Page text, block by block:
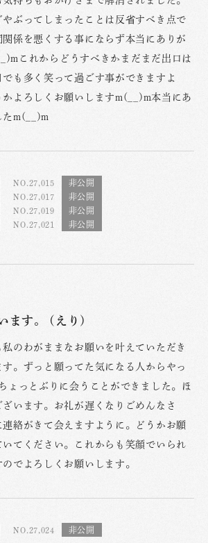
ぶってしまったことは反省すべき点で
係を悪くする事にならず本当にありが
これからどうすべきかまだまだ出口は
でも多く笑って過ごす事ができますよ
かよろしくお願いしますm(__)m本当にあ
たm(__)m
NO.27,015
NO.27,017
NO.27,019
NO.27,021
ます。 (えり)
のわがままなお願いを叶えていただき
。ずっと願ってた気になる人からやっ
ょっとぶりに会うことができました。ほ
います。お礼が遅くなりごめんなさ
連絡がきて会えますように。どうかお願
てください。これからも笑顔でいられ
でよろしくお願いします。
NO.27,024